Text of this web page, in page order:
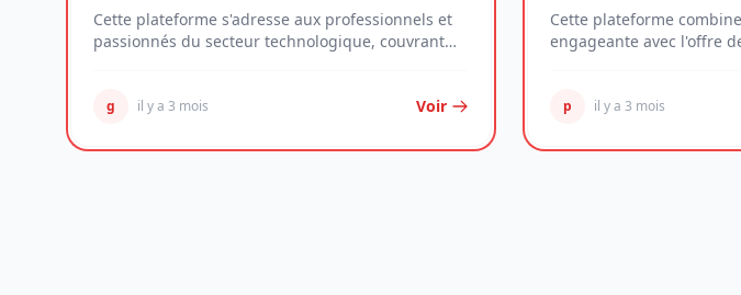
Cette plateforme s'adresse aux professionnels et
passionnés du secteur technologique, couvrant
g il y a 3 mois Voir
Cette plateforme
engageante avec l'offre
p il y a 3 mois